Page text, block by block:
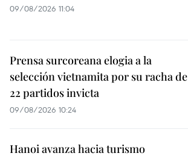
09/08/2026 11:04
Prensa surcoreana elogia a la
selección vietnamita por su racha de
22 partidos invicta
09/08/2026 10:24
Hanoi avanza hacia turismo